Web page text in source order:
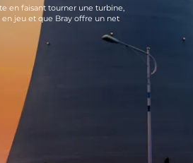
en faisant tourner une turbine,
jeu et que Bray offre un net